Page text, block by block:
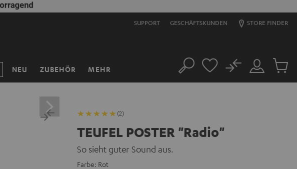
SUPPORT GESCHÄFTSKUNDEN STORE FINDER
NEU ZUBEHÖR MEHR Suche
Mein
Konto
No
Artikel
(2)
TEUFEL POSTER "Radio"
So sieht guter Sound aus.
Farbe: Rot